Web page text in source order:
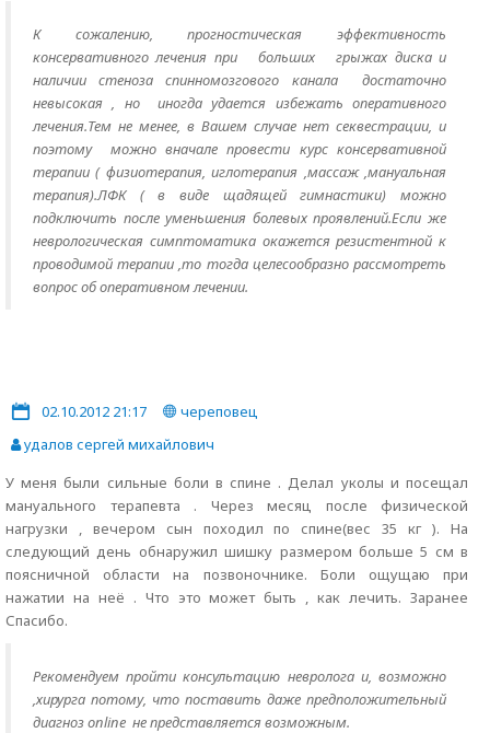
К сожалению, прогностическая эффективность
консервативного лечения при больших грыжах диска и
наличии стеноза спинномозгового канала достаточно
невысокая , но иногда удается избежать оперативного
лечения.Тем не менее, в Вашем случае нет секвестрации, и
поэтому можно вначале провести курс консервативной
терапии ( физиотерапия, иглотерапия ,массаж ,мануальная
терапия).ЛФК ( в виде щадящей гимнастики) можно
подключить после уменьшения болевых проявлений.Если же
неврологическая симптоматика окажется резистентной к
проводимой терапии ,то тогда целесообразно рассмотреть
вопрос об оперативном лечении.
02.10.2012 21:17
череповец
удалов сергей михайлович
У меня были сильные боли в спине . Делал уколы и посещал
мануального терапевта . Через месяц после физической
нагрузки , вечером сын походил по спине(вес 35 кг ). На
следующий день обнаружил шишку размером больше 5 см в
поясничной области на позвоночнике. Боли ощущаю при
нажатии на неё . Что это может быть , как лечить. Заранее
Спасибо.
Рекомендуем пройти консультацию невролога и, возможно
,хирурга потому, что поставить даже предположительный
диагноз online не представляется возможным.